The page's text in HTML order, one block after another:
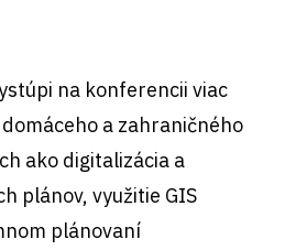
na konferencii viac
a zahraničného
ako digitalizácia a
plánov, využitie GIS
plánovaní